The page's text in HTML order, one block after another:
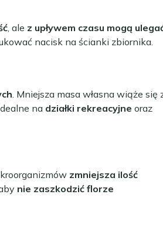
, ale z upływem czasu mogą
nacisk na ścianki zbiornika.
. Mniejsza masa własna wiąże się
Idealne na działki rekreacyjne oraz
zmniejsza ilość
aby nie zaszkodzić florze